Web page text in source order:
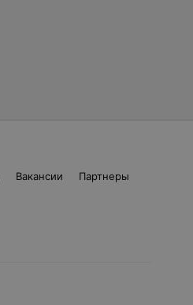
Вакансии
Партнеры